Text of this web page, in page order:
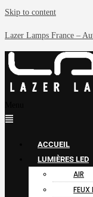
Skip to content
Lazer Lamps France –
ACCUEIL
LUMIÈRES LED
AIR
FEUX